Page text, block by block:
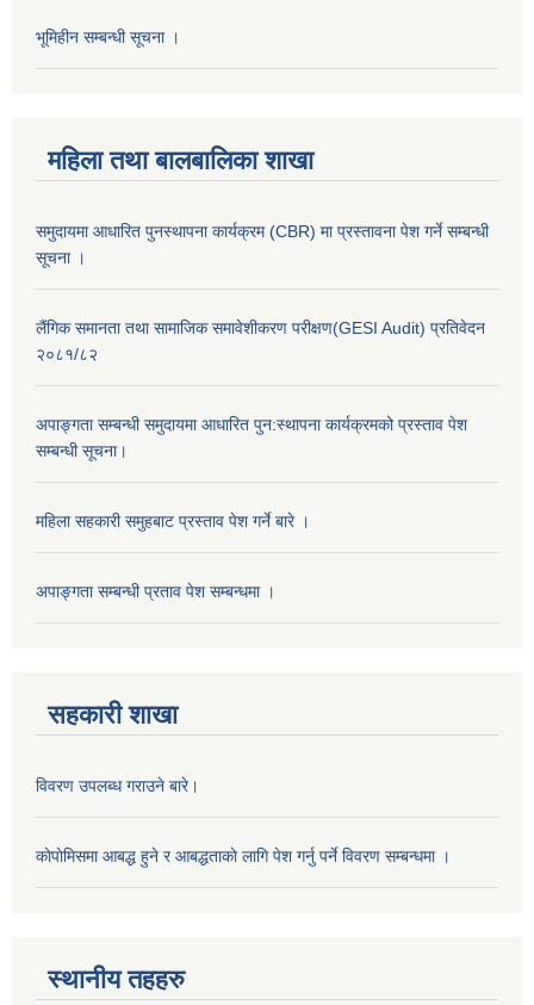
भूमिहीन सम्बन्धी सूचना ।
महिला तथा बालबालिका शाखा
समुदायमा आधारित पुनस्थापना कार्यक्रम (CBR) मा प्रस्तावना पेश गर्ने सम्बन्धी
सूचना ।
लैंगिक समानता तथा सामाजिक समावेशीकरण परीक्षण(GESI Audit) प्रतिवेदन
२०८१/८२
अपाङ्गता सम्बन्धी समुदायमा आधारित पुन:स्थापना कार्यक्रमको प्रस्ताव पेश
सम्बन्धी सूचना।
महिला सहकारी समुहबाट प्रस्ताव पेश गर्ने बारे ।
अपाङ्गता सम्बन्धी प्रताव पेश सम्बन्धमा ।
सहकारी शाखा
विवरण उपलब्ध गराउने बारे।
काेपाेमिसमा आबद्ध हुने र आबद्धताकाे लागि पेश गर्नु पर्ने विवरण सम्बन्धमा ।
स्थानीय तहहरु